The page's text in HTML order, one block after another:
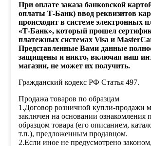
При оплате заказа банковской
оплаты Т-Банк) ввод реквизитов
происходит в системе электронных
«Т-Банк», который прошел
платежных системах Visa и
Представленные Вами данные
защищены и никто, включая наш
магазин, не может их получить.
Гражданский кодекс РФ Статья 497.
Продажа товаров по образцам
1.Договор розничной купли-продажи
заключен на основании ознакомления
образцом товара (его описанием,
т.п.), предложенным продавцом.
2.Если иное не предусмотрено